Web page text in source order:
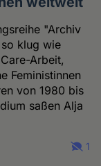
"Archiv
klug wie
Arbeit,
Feministinnen
von 1980 bis
saßen Alja
1